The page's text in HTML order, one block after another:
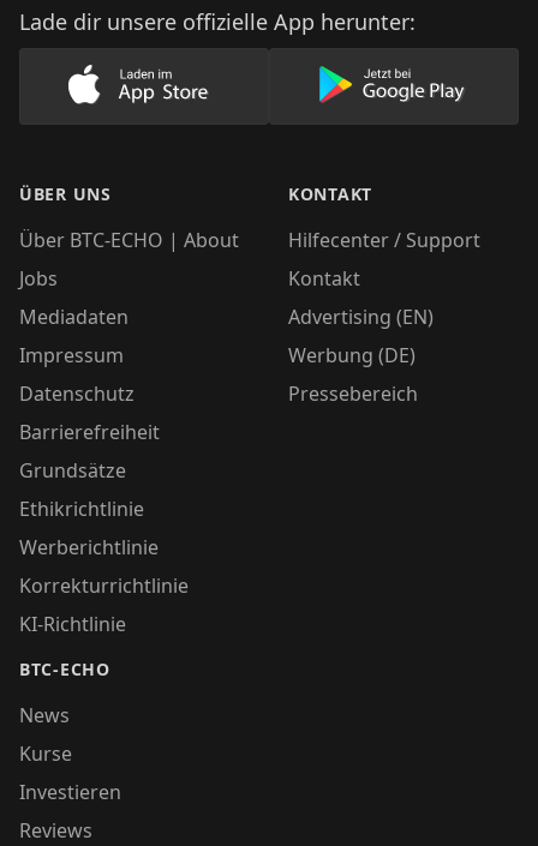
Lade dir unsere offizielle App herunter:
Lade unsere App im AppStore herunter
Lade unsere
ÜBER UNS
Über BTC-ECHO | About
Jobs
Mediadaten
Impressum
Datenschutz
Barrierefreiheit
Grundsätze
Ethikrichtlinie
Werberichtlinie
Korrekturrichtlinie
KI-Richtlinie
BTC-ECHO
News
Kurse
Investieren
Reviews
KONTAKT
Hilfecenter / Support
Kontakt
Advertising (EN)
Werbung (DE)
Pressebereich